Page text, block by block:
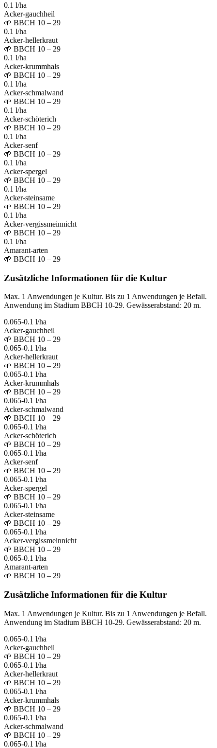
0.1 l/ha
Acker-gauchheil
🌱 BBCH 10 – 29
0.1 l/ha
Acker-hellerkraut
🌱 BBCH 10 – 29
0.1 l/ha
Acker-krummhals
🌱 BBCH 10 – 29
0.1 l/ha
Acker-schmalwand
🌱 BBCH 10 – 29
0.1 l/ha
Acker-schöterich
🌱 BBCH 10 – 29
0.1 l/ha
Acker-senf
🌱 BBCH 10 – 29
0.1 l/ha
Acker-spergel
🌱 BBCH 10 – 29
0.1 l/ha
Acker-steinsame
🌱 BBCH 10 – 29
0.1 l/ha
Acker-vergissmeinnicht
🌱 BBCH 10 – 29
0.1 l/ha
Amarant-arten
🌱 BBCH 10 – 29
Zusätzliche Informationen für die Kultur
Max. 1 Anwendungen je Kultur. Bis zu 1 Anwendungen je Befall.
Anwendung im Stadium BBCH 10-29. Gewässerabstand: 20 m.
0.065-0.1 l/ha
Acker-gauchheil
🌱 BBCH 10 – 29
0.065-0.1 l/ha
Acker-hellerkraut
🌱 BBCH 10 – 29
0.065-0.1 l/ha
Acker-krummhals
🌱 BBCH 10 – 29
0.065-0.1 l/ha
Acker-schmalwand
🌱 BBCH 10 – 29
0.065-0.1 l/ha
Acker-schöterich
🌱 BBCH 10 – 29
0.065-0.1 l/ha
Acker-senf
🌱 BBCH 10 – 29
0.065-0.1 l/ha
Acker-spergel
🌱 BBCH 10 – 29
0.065-0.1 l/ha
Acker-steinsame
🌱 BBCH 10 – 29
0.065-0.1 l/ha
Acker-vergissmeinnicht
🌱 BBCH 10 – 29
0.065-0.1 l/ha
Amarant-arten
🌱 BBCH 10 – 29
Zusätzliche Informationen für die Kultur
Max. 1 Anwendungen je Kultur. Bis zu 1 Anwendungen je Befall.
Anwendung im Stadium BBCH 10-29. Gewässerabstand: 20 m.
0.065-0.1 l/ha
Acker-gauchheil
🌱 BBCH 10 – 29
0.065-0.1 l/ha
Acker-hellerkraut
🌱 BBCH 10 – 29
0.065-0.1 l/ha
Acker-krummhals
🌱 BBCH 10 – 29
0.065-0.1 l/ha
Acker-schmalwand
🌱 BBCH 10 – 29
0.065-0.1 l/ha